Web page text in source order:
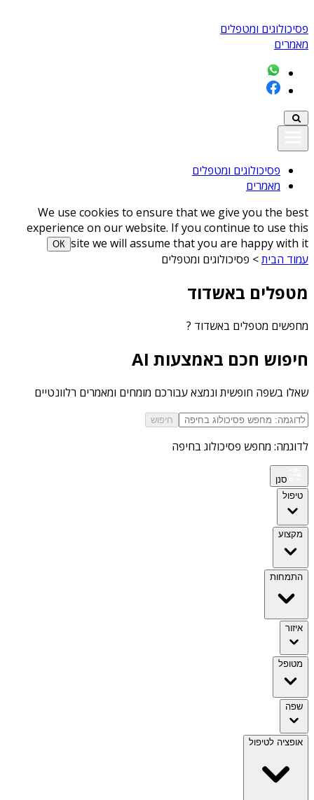
פסיכולוגים ומטפלים
מאמרים
פסיכולוגים ומטפלים
מאמרים
We use cookies to ensure that we give you the best
experience on our website. If you continue to use this
site we will assume that you are happy with it
ОК
עמוד הבית> פסיכולוגים ומטפלים
מטפלים באשדוד
מחפשים מטפלים באשדוד ?
חיפוש חכם באמצעות AI
שאלו בשפה חופשית ונמצא עבורכם מומחים ומאמרים רלוונטיים
חיפוש
לדוגמה: מחפש פסיכולוג בחיפה
סנן
טיפול
מקצוע
התמחות
איזור
מטופל
שפה
אופציה לטיפול